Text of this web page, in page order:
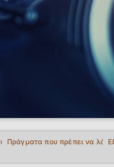
Πράγματα που πρέπει να